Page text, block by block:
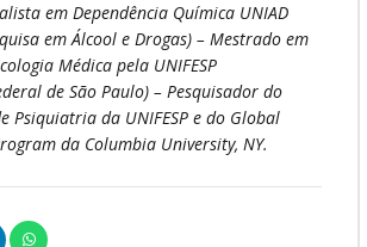
em Dependência Química UNIAD
em Álcool e Drogas) – Mestrado em
Médica pela UNIFESP
de São Paulo) – Pesquisador do
Psiquiatria da UNIFESP e do Global
da Columbia University, NY.